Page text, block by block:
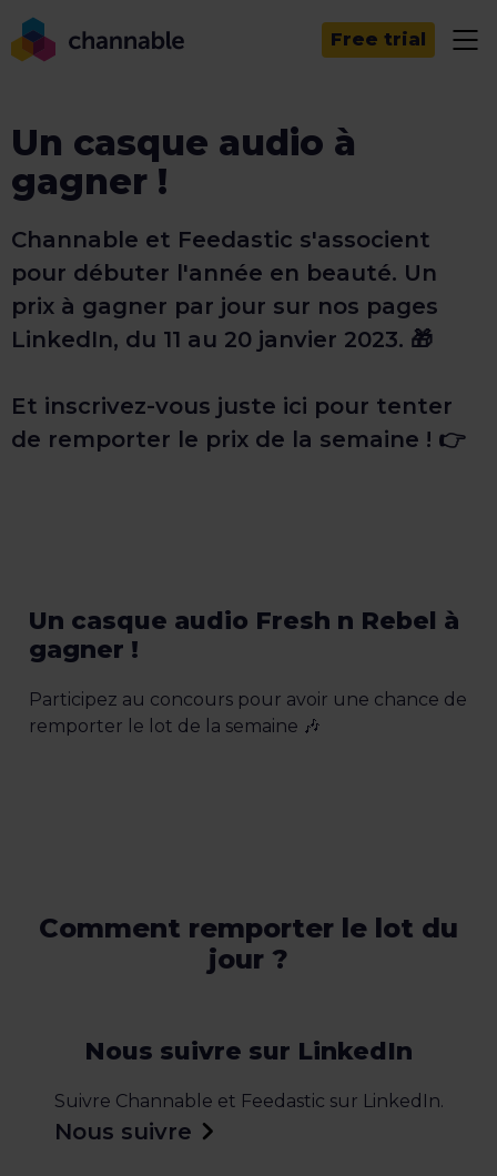
Free trial
Un casque audio à
gagner !
Channable et Feedastic s'associent
pour débuter l'année en beauté. Un
prix à gagner par jour sur nos pages
LinkedIn, du 11 au 20 janvier 2023. 🎁
Et inscrivez-vous juste ici pour tenter
de remporter le prix de la semaine ! 👉
Un casque audio Fresh n Rebel à
gagner !
Participez au concours pour avoir une chance de
remporter le lot de la semaine 🎶
Comment remporter le lot du
jour ?
Nous suivre sur LinkedIn
Suivre Channable et Feedastic sur LinkedIn.
Nous suivre